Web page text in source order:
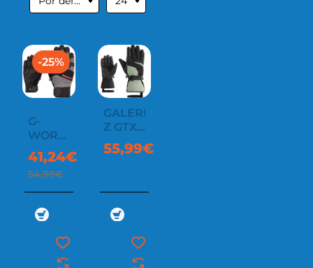
-25%
G-
WORK
FROST
41,24€
54,99€
GALERIUS-
Z GTX
GLOVE
55,99€